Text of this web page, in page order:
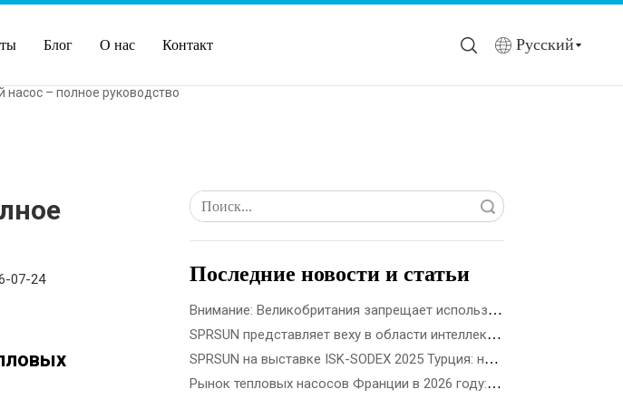
Блог О нас Контакт Pусский
насос – полное руководство
07-24
Последние новости и статьи
Внимание: Великобритания запрещает использование топливного газа в новостройках с 2028 года
SPRSUN представляет веху в области интеллектуального производства 5G, открывающую новую эру партнерства
SPRSUN на выставке ISK-SODEX 2025 Турция: новаторство в будущем экологически чистой энергетики с помощью инновационной технологии тепловых насосов
Рынок тепловых насосов Франции в 2026 году: государственные стимулы, правила установки и возможности для бизнеса